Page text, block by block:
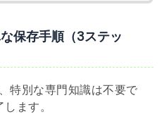
保存手順（3ステッ
特別な専門知識は不要で
ます。